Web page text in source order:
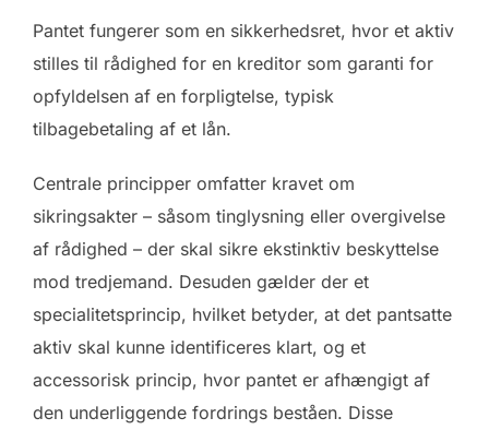
Pantet fungerer som en sikkerhedsret, hvor et aktiv
stilles til rådighed for en kreditor som garanti for
opfyldelsen af en forpligtelse, typisk
tilbagebetaling af et lån.
Centrale principper omfatter kravet om
sikringsakter – såsom tinglysning eller overgivelse
af rådighed – der skal sikre ekstinktiv beskyttelse
mod tredjemand. Desuden gælder der et
specialitetsprincip, hvilket betyder, at det pantsatte
aktiv skal kunne identificeres klart, og et
accessorisk princip, hvor pantet er afhængigt af
den underliggende fordrings beståen. Disse